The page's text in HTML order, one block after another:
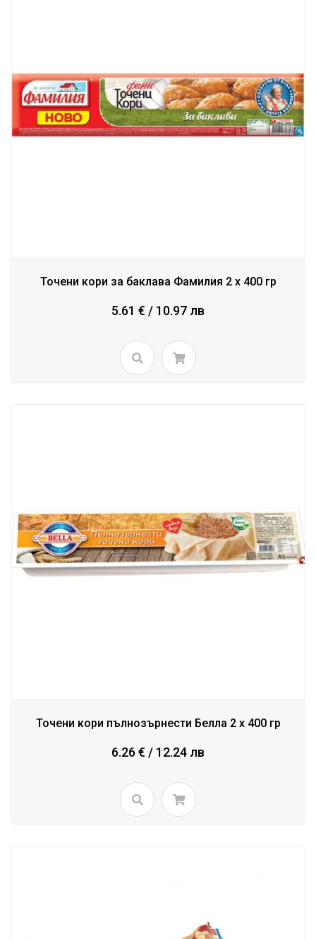
Точени кори за баклава Фамилия 2 x 400 гр
5.61 € / 10.97 лв
Точени кори пълнозърнести Белла 2 x 400 гр
6.26 € / 12.24 лв